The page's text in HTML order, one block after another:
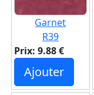
Garnet
R39
Prix: 9.88 €
Ajouter